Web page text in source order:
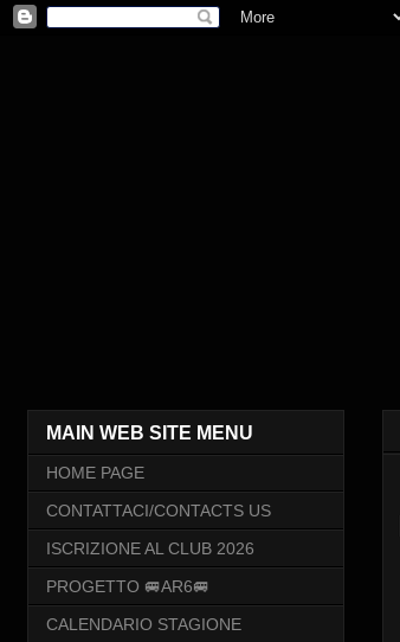
MAIN WEB SITE MENU
HOME PAGE
CONTATTACI/CONTACTS US
ISCRIZIONE AL CLUB 2026
PROGETTO 🚐AR6🚐
CALENDARIO STAGIONE